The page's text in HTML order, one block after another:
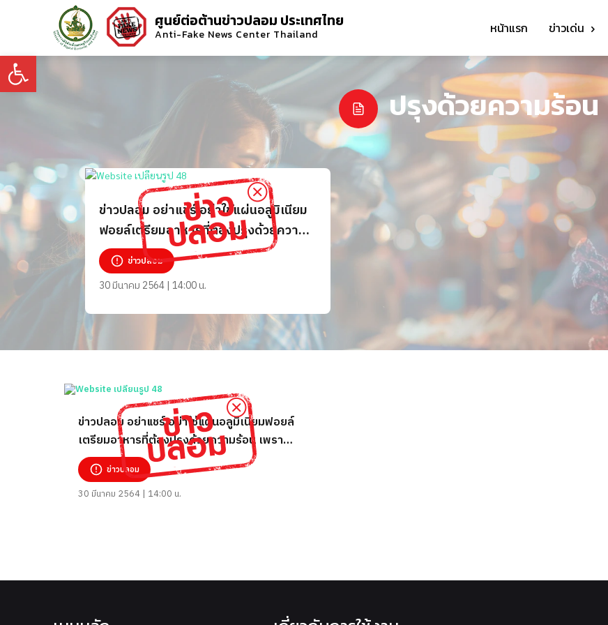
Open toolbar
ศูนย์ต่อต้านข่าวปลอม ประเทศไทย
Anti-Fake News Center Thailand หน้าแรก ข่าวเด่น
ปรุงด้วยความร้อน
ข่าวปลอม อย่าแชร์ อย่าใช้แผ่นอลูมิเนียม
ฟอยล์เตรียมอาหารที่ต้องปรุงด้วยความ
ร้อน เพราะก่อให้เกิดโรคอัลไซเมอร์
ข่าวปลอม
30 มีนาคม 2564 | 14:00 น.
ข่าวปลอม อย่าแชร์ อย่าใช้แผ่นอลูมิเนียมฟอยล์
เตรียมอาหารที่ต้องปรุงด้วยความร้อน เพราะ
ก่อให้เกิดโรคอัลไซเมอร์
ข่าวปลอม
30 มีนาคม 2564 | 14:00 น.